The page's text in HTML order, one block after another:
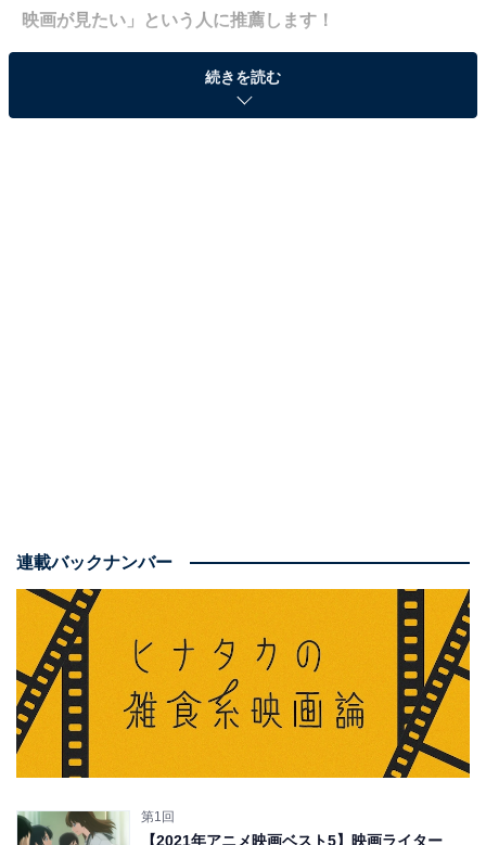
映画が見たい」という人に推薦します！
5位：『フライ・ミー・トゥ・ザ・ムーン』（7月
19日より公開中）
の作品の口当たりは「軽妙洒脱（しゃだつ）」という言
葉がふさわしいロマンティックコメディー。クスクスと
笑いつつも、2人の主人公たちが惹かれ合う様を心から
応援できる、すてきな作品に仕上がっていました。
何より、平然とうそをついてしまうPRマーケティングの
プロにスカーレット・ヨハンソン、実直で真面目な
NASAの発射責任者にチャニング・テイタムという、2大
スターのキャスティングの時点で「勝って」いますし、
実際に本編を見ても2人が最高に魅力的です。どちらも
続きを読む
連載バックナンバー
第1回
【2021年アニメ映画ベスト5】映画ライター